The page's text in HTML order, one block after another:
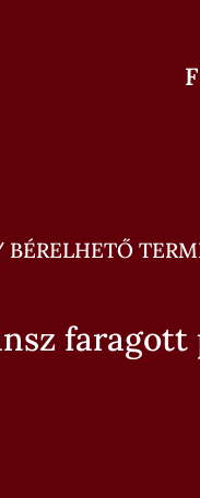
BÉRELHETŐ
faragott